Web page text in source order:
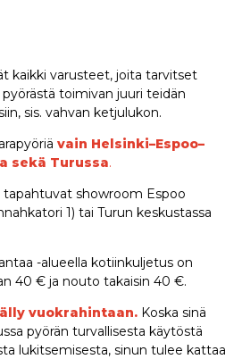
kaikki varusteet, joita tarvitset
toimivan juuri teidän
sis. vahvan ketjulukon.
vain Helsinki–Espoo–
sekä Turussa.
tapahtuvat showroom Espoo
1) tai Turun keskustassa
-alueella kotiinkuljetus on
40 € ja nouto takaisin 40 €.
vuokrahintaan.Koska sinä
pyörän turvallisesta käytöstä
lukitsemisesta, sinun tulee kattaa